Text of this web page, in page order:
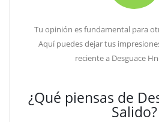
Tu opinión es fundamental para
Aquí puedes dejar tus
reciente a Desguace
¿Qué piensas de
Salido?